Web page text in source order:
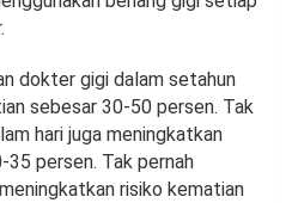
dokter gigi dalam setahun
sebesar 30-50 persen. Tak
hari juga meningkatkan
persen. Tak pernah
risiko kematian